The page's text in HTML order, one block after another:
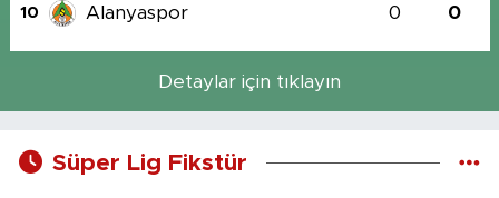
10 Alanyaspor 0 0
Detaylar için tıklayın
Süper Lig Fikstür